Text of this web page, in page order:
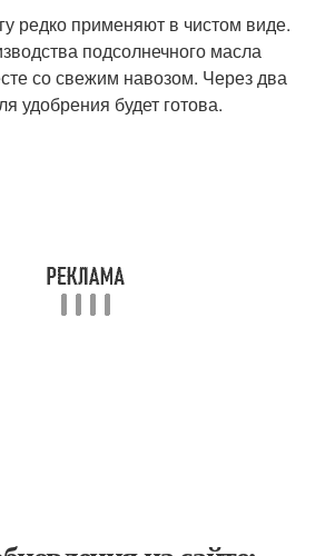
редко применяют в чистом виде.
подсолнечного масла
со свежим навозом. Через два
удобрения будет готова.